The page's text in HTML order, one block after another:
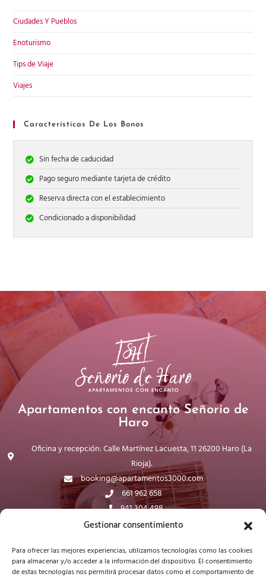
Gestionar consentimiento
Para ofrecer las mejores experiencias, utilizamos tecnologías como las cookies
para almacenar y/o acceder a la información del dispositivo. El consentimiento
de estas tecnologías nos permitirá procesar datos como el comportamiento de
Ciudades Y Pueblos
Enoturismo
Tips de Viaje
Viajes
Características De Los Bonos
Sin fecha de caducidad
Pago seguro mediante tarjeta de crédito
Reserva directa con el establecimiento
Condicionado a disponibilidad
Apartamentos con encanto Señorío de
Haro
Oficina y recepción: Calle Martínez Lacuesta, 11 26200 Haro (La
Rioja).
booking@apartamentos3000.com
661 962 658
941 304 498
WhatsApp